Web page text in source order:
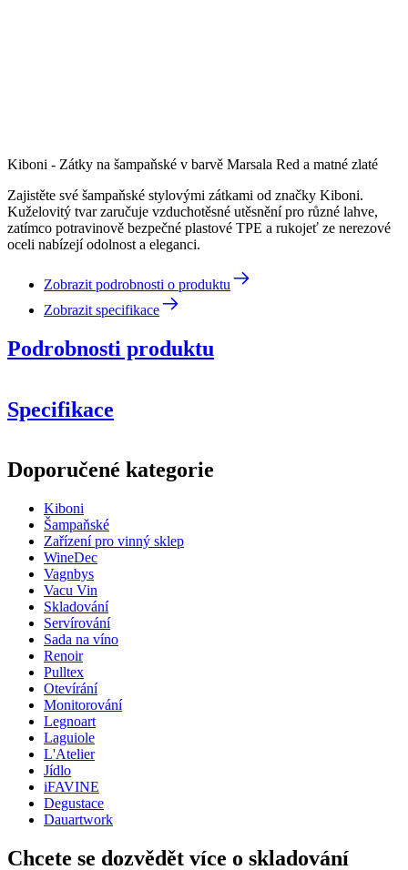
Kiboni - Zátky na šampaňské v barvě Marsala Red a matné zlaté
Zajistěte své šampaňské stylovými zátkami od značky Kiboni.
Kuželovitý tvar zaručuje vzduchotěsné utěsnění pro různé lahve,
zatímco potravinově bezpečné plastové TPE a rukojeť ze nerezové
oceli nabízejí odolnost a eleganci.
Zobrazit podrobnosti o produktu
Zobrazit specifikace
Podrobnosti produktu
Specifikace
Číslo produktu16403713
Rozměry (ŠxVxH cm)
Hmotnost (kg)0.040
Výška (cm)
Šířka (cm)
Hloubka (cm)
Doporučené kategorie
Kiboni
Šampaňské
Zařízení pro vinný sklep
WineDec
Vagnbys
Vacu Vin
Skladování
Servírování
Sada na víno
Renoir
Pulltex
Otevírání
Monitorování
Legnoart
Laguiole
L'Atelier
Jídlo
iFAVINE
Degustace
Dauartwork
Chcete se dozvědět více o skladování